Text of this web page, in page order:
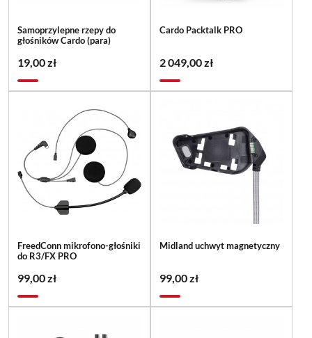
Samoprzylepne rzepy do
głośników Cardo (para)
19,00 zł
Cardo Packtalk PRO
2 049,00 zł
FreedConn mikrofono-głośniki
do R3/FX PRO
99,00 zł
Midland uchwyt magnetyczny
99,00 zł